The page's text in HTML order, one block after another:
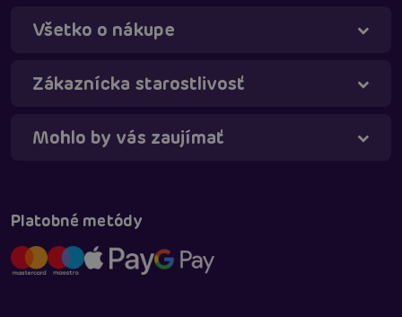
Všetko o nákupe
Zákaznícka starostlivosť
Mohlo by vás zaujímať
Platobné metódy
Táňa - virtuálna asistentka